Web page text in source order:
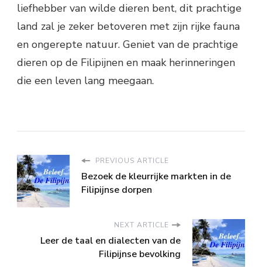
liefhebber van wilde dieren bent, dit prachtige
land zal je zeker betoveren met zijn rijke fauna
en ongerepte natuur. Geniet van de prachtige
dieren op de Filipijnen en maak herinneringen
die een leven lang meegaan.
PREVIOUS ARTICLE
Bezoek de kleurrijke markten in de
Filipijnse dorpen
NEXT ARTICLE
Leer de taal en dialecten van de
Filipijnse bevolking